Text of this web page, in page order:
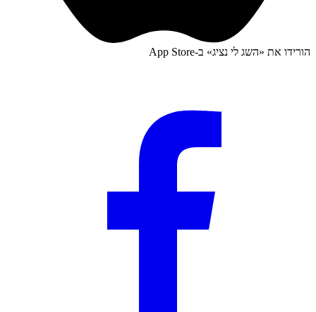
הורידו את «השג לי נציג» ב-App Store